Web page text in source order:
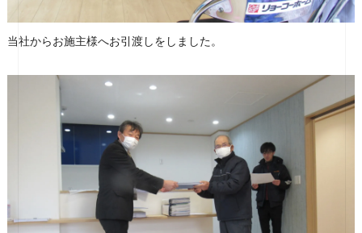
当社からお施主様へお引渡しをしました。